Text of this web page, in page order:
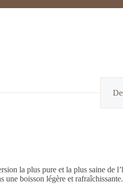
la plus pure et la plus saine de
une boisson légère et rafraîchissante.